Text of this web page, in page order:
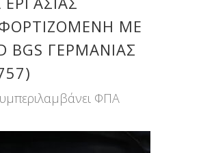
ΜΕ
BGS ΓΕΡΜΑΝΊΑΣ
ΦΠΑ